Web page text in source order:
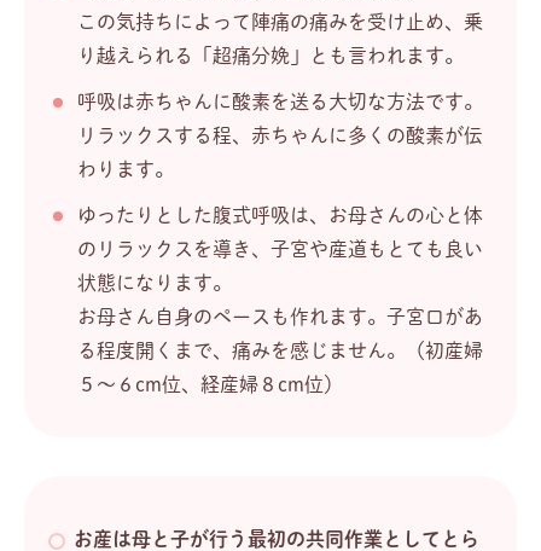
この気持ちによって陣痛の痛みを受け止め、乗
り越えられる「超痛分娩」とも言われます。
呼吸は赤ちゃんに酸素を送る大切な方法です。
リラックスする程、赤ちゃんに多くの酸素が伝
わります。
ゆったりとした腹式呼吸は、お母さんの心と体
のリラックスを導き、子宮や産道もとても良い
状態になります。
お母さん自身のペースも作れます。子宮口があ
る程度開くまで、痛みを感じません。（初産婦
５～６cm位、経産婦８cm位）
お産は母と子が行う最初の共同作業としてとら